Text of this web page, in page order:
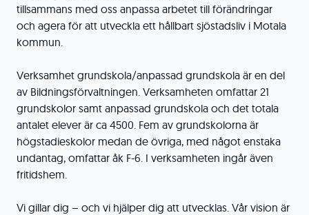
tillsammans med oss anpassa arbetet till förändringar
och agera för att utveckla ett hållbart sjöstadsliv i Motala
kommun.
Verksamhet grundskola/anpassad grundskola är en del
av Bildningsförvaltningen. Verksamheten omfattar 21
grundskolor samt anpassad grundskola och det totala
antalet elever är ca 4500. Fem av grundskolorna är
högstadieskolor medan de övriga, med något enstaka
undantag, omfattar åk F-6. I verksamheten ingår även
fritidshem.
Vi gillar dig – och vi hjälper dig att utvecklas. Vår vision är